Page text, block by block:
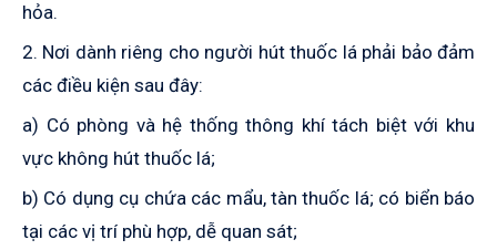
hỏa.
2. Nơi dành riêng cho người hút thuốc lá phải bảo đảm
các điều kiện sau đây:
a) Có phòng và hệ thống thông khí tách biệt với khu
vực không hút thuốc lá;
b) Có dụng cụ chứa các mẩu, tàn thuốc lá; có biển báo
tại các vị trí phù hợp, dễ quan sát;